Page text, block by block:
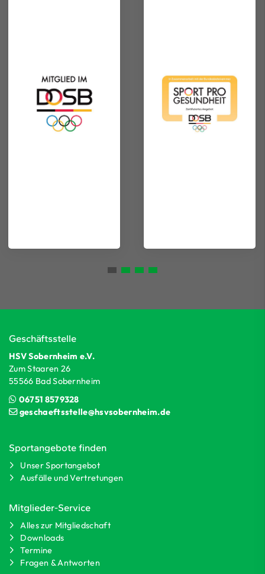
Geschäftsstelle
HSV Sobernheim e.V.
Zum Staaren 26
55566 Bad Sobernheim
06751 8579328
geschaeftsstelle@hsvsobernheim.de
Sportangebote finden
Unser Sportangebot
Ausfälle und Vertretungen
Mitglieder-Service
Alles zur Mitgliedschaft
Downloads
Termine
Fragen & Antworten